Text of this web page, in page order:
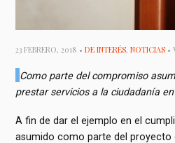
23 FEBRERO, 2018 •DE INTERÉS,NOTICIAS •
Como parte del compromiso
prestar servicios a la ciudadanía
A fin de dar el ejemplo en el
asumido como parte del proyecto